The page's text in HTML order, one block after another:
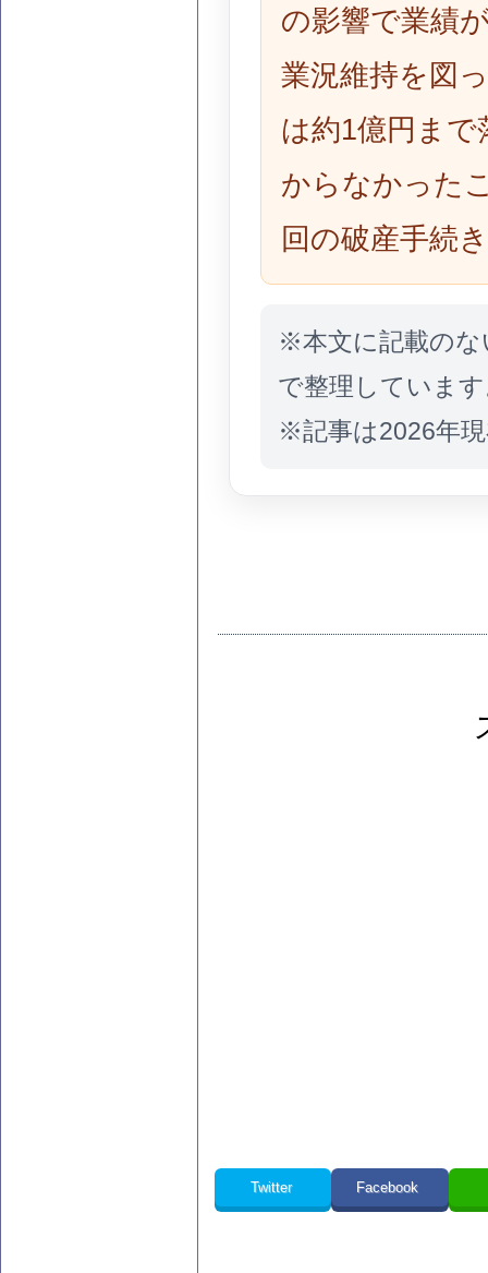
の影響で業績
業況維持を図
は約1億円ま
からなかった
回の破産手続
※本文に記載のな
で整理していま
※記事は2026年
Twitter Facebook